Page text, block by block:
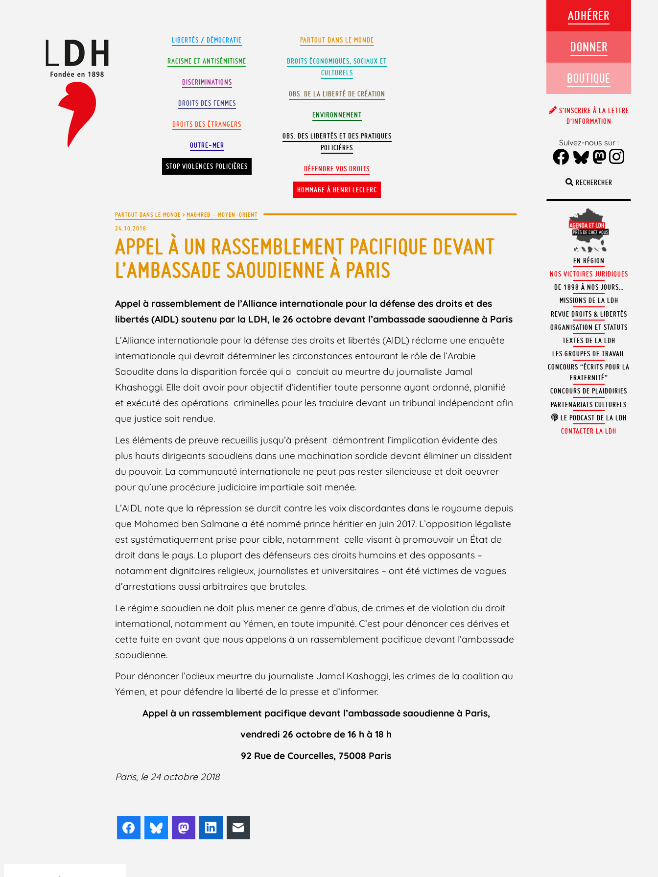
LIBERTÉS / DÉMOCRATIE
RACISME ET ANTISÉMITISME
DISCRIMINATIONS
DROITS DES FEMMES
DROITS DES ÉTRANGERS
OUTRE-MER
STOP VIOLENCES POLICIÈRES
PARTOUT DANS LE MONDE
DROITS ÉCONOMIQUES, SOCIAUX ET
CULTURELS
OBS. DE LA LIBERTÉ DE CRÉATION
ENVIRONNEMENT
OBS. DES LIBERTÉS ET DES PRATIQUES
POLICIÈRES
DÉFENDRE VOS DROITS
HOMMAGE À HENRI LECLERC
PARTOUT DANS LE MONDE >MAGHREB - MOYEN-ORIENT
24.10.2018
APPEL À UN RASSEMBLEMENT PACIFIQUE DEVANT
L’AMBASSADE SAOUDIENNE À PARIS
Appel à rassemblement de l’Alliance internationale pour la défense des droits et des
libertés (AIDL) soutenu par la LDH, le 26 octobre devant l’ambassade saoudienne à Paris
L’Alliance internationale pour la défense des droits et libertés (AIDL) réclame une enquête
internationale qui devrait déterminer les circonstances entourant le rôle de l’Arabie
Saoudite dans la disparition forcée qui a conduit au meurtre du journaliste Jamal
Khashoggi. Elle doit avoir pour objectif d’identifier toute personne ayant ordonné, planifié
et exécuté des opérations criminelles pour les traduire devant un tribunal indépendant afin
que justice soit rendue.
Les éléments de preuve recueillis jusqu’à présent démontrent l’implication évidente des
plus hauts dirigeants saoudiens dans une machination sordide devant éliminer un dissident
du pouvoir. La communauté internationale ne peut pas rester silencieuse et doit oeuvrer
pour qu’une procédure judiciaire impartiale soit menée.
L’AIDL note que la répression se durcit contre les voix discordantes dans le royaume depuis
que Mohamed ben Salmane a été nommé prince héritier en juin 2017. L’opposition légaliste
est systématiquement prise pour cible, notamment celle visant à promouvoir un État de
droit dans le pays. La plupart des défenseurs des droits humains et des opposants –
notamment dignitaires religieux, journalistes et universitaires – ont été victimes de vagues
d’arrestations aussi arbitraires que brutales.
Le régime saoudien ne doit plus mener ce genre d’abus, de crimes et de violation du droit
international, notamment au Yémen, en toute impunité. C’est pour dénoncer ces dérives et
cette fuite en avant que nous appelons à un rassemblement pacifique devant l’ambassade
saoudienne.
Pour dénoncer l’odieux meurtre du journaliste Jamal Kashoggi, les crimes de la coalition au
Yémen, et pour défendre la liberté de la presse et d’informer.
Appel à un rassemblement pacifique devant l’ambassade saoudienne à Paris,
vendredi 26 octobre de 16 h à 18 h
92 Rue de Courcelles, 75008 Paris
Paris, le 24 octobre 2018
FacebookBlueskyMastodonLinkedIn
RECHERCHER
EN RÉGION
NOS VICTOIRES JURIDIQUES
DE 1898 À NOS JOURS…
MISSIONS DE LA LDH
REVUE DROITS & LIBERTÉS
ORGANISATION ET STATUTS
TEXTES DE LA LDH
LES GROUPES DE TRAVAIL
CONCOURS “ÉCRITS POUR LA
FRATERNITÉ”
CONCOURS DE PLAIDOIRIES
PARTENARIATS CULTURELS
LE PODCAST DE LA LDH
CONTACTER LA LDH
ADHÉRER
DONNER
BOUTIQUE
S’INSCRIRE À LA LETTRE
D’INFORMATION
Suivez-nous sur :